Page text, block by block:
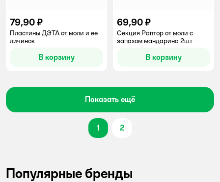
79,90 ₽
Пластины ДЭТА от моли и ее
личинок
В корзину
69,90 ₽
Секция Раптор от моли с
запахом мандарина 2шт
В корзину
Показать ещё
1 2
Популярные бренды